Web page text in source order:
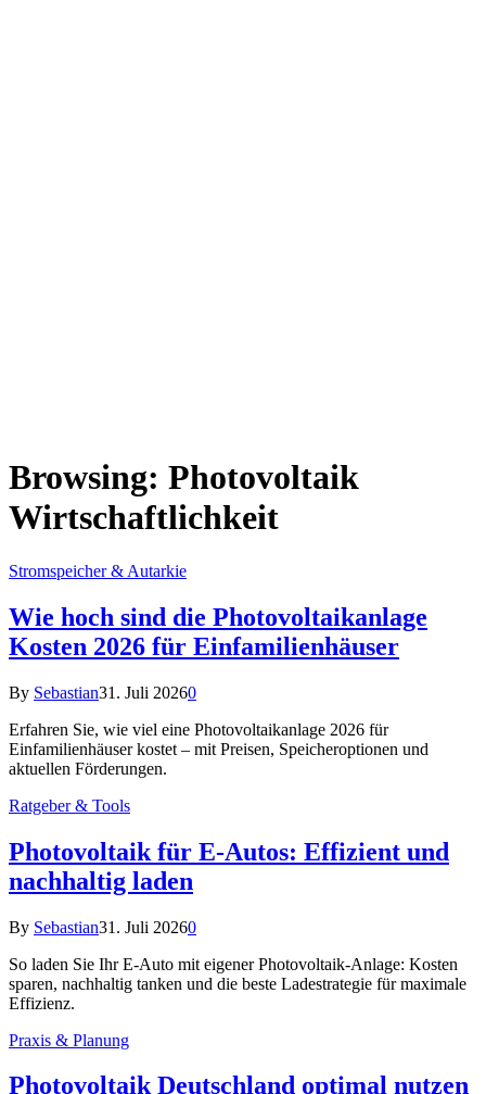
Browsing: Photovoltaik
Wirtschaftlichkeit
Stromspeicher & Autarkie
Wie hoch sind die Photovoltaikanlage
Kosten 2026 für Einfamilienhäuser
By Sebastian31. Juli 20260
Erfahren Sie, wie viel eine Photovoltaikanlage 2026 für
Einfamilienhäuser kostet – mit Preisen, Speicheroptionen und
aktuellen Förderungen.
Ratgeber & Tools
Photovoltaik für E-Autos: Effizient und
nachhaltig laden
By Sebastian31. Juli 20260
So laden Sie Ihr E-Auto mit eigener Photovoltaik-Anlage: Kosten
sparen, nachhaltig tanken und die beste Ladestrategie für maximale
Effizienz.
Praxis & Planung
Photovoltaik Deutschland optimal nutzen